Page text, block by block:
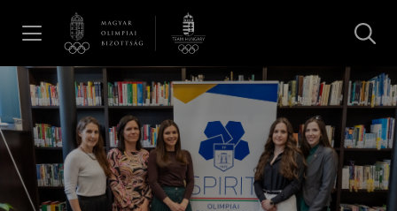
Hírek
Galéria